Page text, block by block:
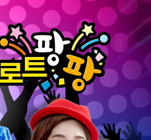
회사연혁
조직도
CI소개
채널 및 주파수
부서별 안내
아나운서 소개
오시는 길